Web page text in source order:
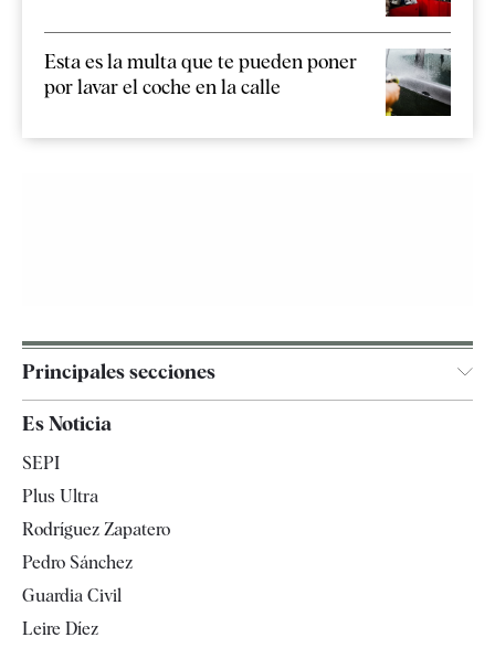
Esta es la multa que te pueden poner
por lavar el coche en la calle
Principales secciones
España
Televisión
Es Noticia
SEPI
Plus Ultra
Rodríguez Zapatero
Pedro Sánchez
Guardia Civil
Leire Díez